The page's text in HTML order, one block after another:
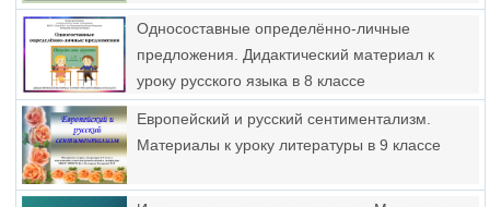
Односоставные определённо-личные
предложения. Дидактический материал к
уроку русского языка в 8 классе
Европейский и русский сентиментализм.
Материалы к уроку литературы в 9 классе